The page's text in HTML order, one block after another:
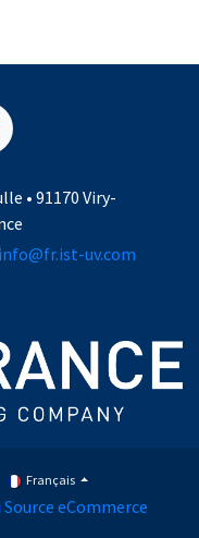
• 91170 Viry-
info@fr.ist-uv.com
Français
Source eCommerce